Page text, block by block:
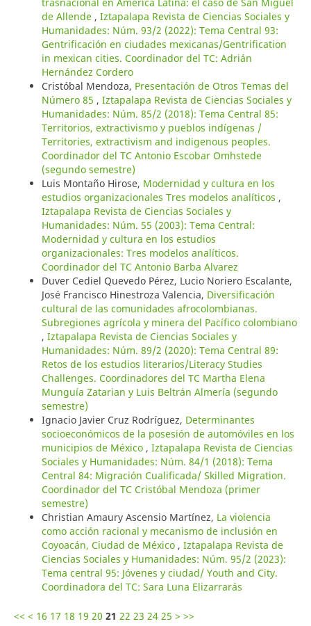
de Allende , Iztapalapa Revista de Ciencias Sociales y
Humanidades: Núm. 93/2 (2022): Tema Central 93:
Gentrificación en ciudades mexicanas/Gentrification
in mexican cities. Coordinador del TC: Adrián
Hernández Cordero
Cristóbal Mendoza, Presentación de Otros Temas del
Número 85 , Iztapalapa Revista de Ciencias Sociales y
Humanidades: Núm. 85/2 (2018): Tema Central 85:
Territorios, extractivismo y pueblos indígenas /
Territories, extractivism and indigenous peoples.
Coordinador del TC Antonio Escobar Omhstede
(segundo semestre)
Luis Montaño Hirose, Modernidad y cultura en los
estudios organizacionales Tres modelos analíticos ,
Iztapalapa Revista de Ciencias Sociales y
Humanidades: Núm. 55 (2003): Tema Central:
Modernidad y cultura en los estudios
organizacionales: Tres modelos analíticos.
Coordinador del TC Antonio Barba Alvarez
Duver Cediel Quevedo Pérez, Lucio Noriero Escalante,
José Francisco Hinestroza Valencia, Diversificación
cultural de las comunidades afrocolombianas.
Subregiones agrícola y minera del Pacífico colombiano
, Iztapalapa Revista de Ciencias Sociales y
Humanidades: Núm. 89/2 (2020): Tema Central 89:
Retos de los estudios literarios/Literacy Studies
Challenges. Coordinadores del TC Martha Elena
Munguía Zatarian y Luis Beltrán Almería (segundo
semestre)
Ignacio Javier Cruz Rodríguez, Determinantes
socioeconómicos de la posesión de automóviles en los
municipios de México , Iztapalapa Revista de Ciencias
Sociales y Humanidades: Núm. 84/1 (2018): Tema
Central 84: Migración Cualificada/ Skilled Migration.
Coordinador del TC Cristóbal Mendoza (primer
semestre)
Christian Amaury Ascensio Martínez, La violencia
como acción racional y mecanismo de inclusión en
Coyoacán, Ciudad de México , Iztapalapa Revista de
Ciencias Sociales y Humanidades: Núm. 95/2 (2023):
Tema central 95: Jóvenes y ciudad/ Youth and City.
Coordinadora del TC: Sara Luna Elizarrarás
<< < 16 17 18 19 20 21 22 23 24 25 > >>